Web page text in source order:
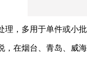
，多用于单件或小
在烟台、青岛、威